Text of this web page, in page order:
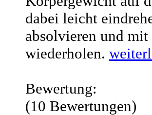
dabei leicht
absolvieren und
wiederholen.
Bewertung:
(10 Bewertungen)